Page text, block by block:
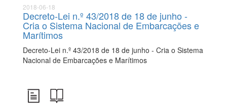
2018-06-18
Decreto-Lei n.º 43/2018 de 18 de junho -
Cria o Sistema Nacional de Embarcações e
Marítimos
Decreto-Lei n.º 43/2018 de 18 de junho - Cria o Sistema
Nacional de Embarcações e Marítimos